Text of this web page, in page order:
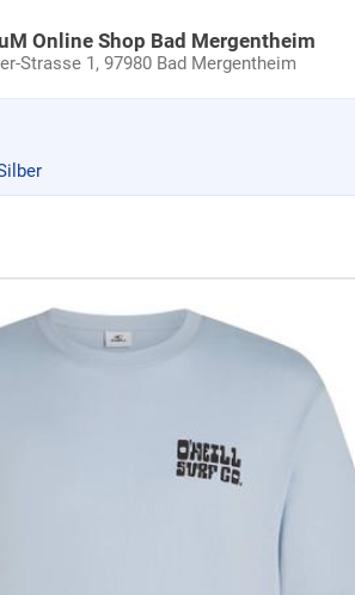
Online Shop Bad Mergentheim
Strasse 1,97980 Bad Mergentheim